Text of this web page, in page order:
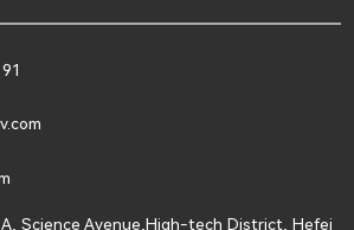
Science Avenue,High-tech District, Hefei